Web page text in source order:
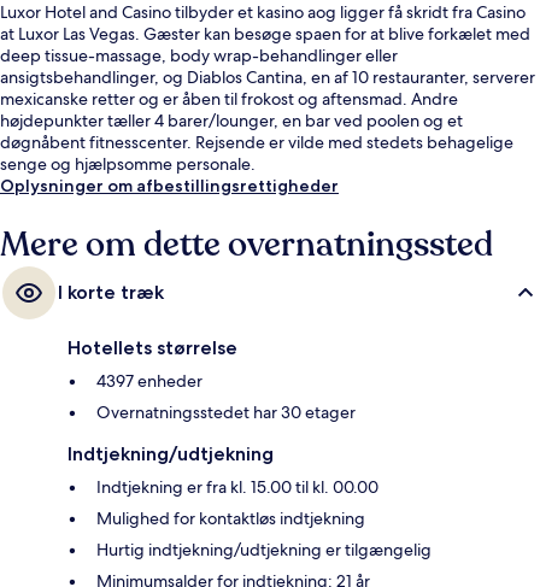
Luxor Hotel and Casino tilbyder et kasino aog ligger få skridt fra Casino
at Luxor Las Vegas. Gæster kan besøge spaen for at blive forkælet med
deep tissue-massage, body wrap-behandlinger eller
ansigtsbehandlinger, og Diablos Cantina, en af 10 restauranter, serverer
mexicanske retter og er åben til frokost og aftensmad. Andre
højdepunkter tæller 4 barer/lounger, en bar ved poolen og et
døgnåbent fitnesscenter. Rejsende er vilde med stedets behagelige
senge og hjælpsomme personale.
Oplysninger om afbestillingsrettigheder
Mere om dette overnatningssted
I korte træk
Hotellets størrelse
4397 enheder
Overnatningsstedet har 30 etager
Indtjekning/udtjekning
Indtjekning er fra kl. 15.00 til kl. 00.00
Mulighed for kontaktløs indtjekning
Hurtig indtjekning/udtjekning er tilgængelig
Minimumsalder for indtjekning: 21 år